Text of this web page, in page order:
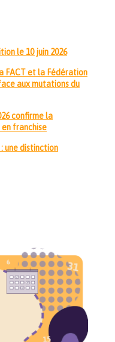
le 10 juin 2026
FACT et la Fédération
aux mutations du
confirme la
franchise
une distinction